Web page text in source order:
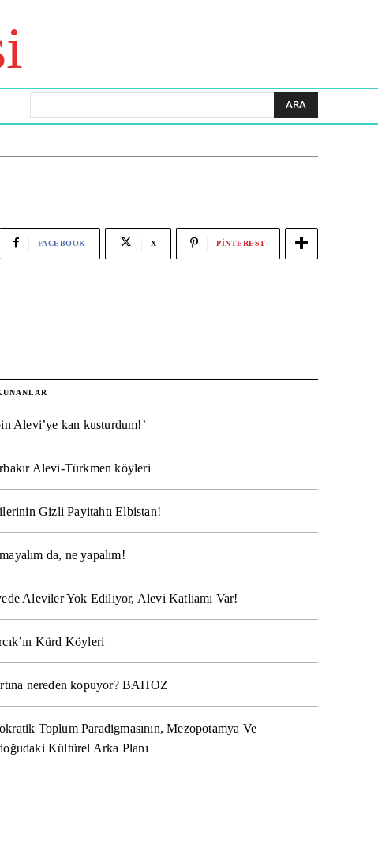
ARA
FACEBOOK X PINTEREST
Alevi’ye kan kusturdum!’
Alevi-Türkmen köyleri
Gizli Payitahtı Elbistan!
da, ne yapalım!
Aleviler Yok Ediliyor, Alevi Katliamı Var!
Kürd Köyleri
nereden kopuyor? BAHOZ
Toplum Paradigmasının, Mezopotamya Ve
Kültürel Arka Planı